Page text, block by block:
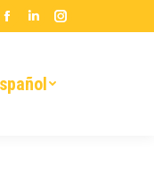
Facebook
opens
in
Linkedin
opens
Instagram